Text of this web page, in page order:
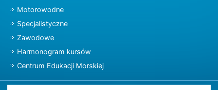
Motorowodne
Specjalistyczne
Zawodowe
Harmonogram kursów
Centrum Edukacji Morskiej